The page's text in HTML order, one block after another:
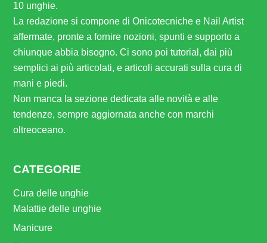
10 unghie.
La redazione si compone di Onicotecniche e Nail Artist
affermate, pronte a fornire nozioni, spunti e supporto a
chiunque abbia bisogno. Ci sono poi tutorial, dai più
semplici ai più articolati, e articoli accurati sulla cura di
mani e piedi.
Non manca la sezione dedicata alle novità e alle
tendenze, sempre aggiornata anche con marchi
oltreoceano.
CATEGORIE
Cura delle unghie
Malattie delle unghie
Manicure